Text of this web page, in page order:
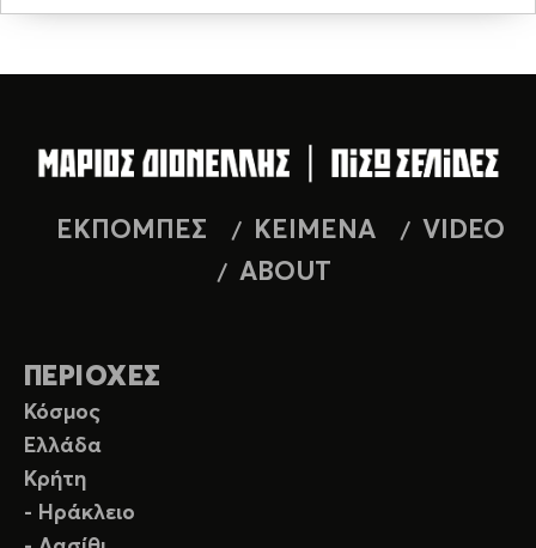
ΕΚΠΟΜΠΕΣ ΚΕΙΜΕΝΑ
VIDEO
ABOUT
ΠΕΡΙΟΧΕΣ
Κόσμος
Ελλάδα
Κρήτη
- Ηράκλειο